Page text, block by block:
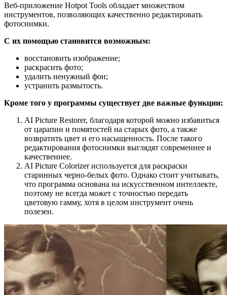
Веб-приложение Hotpot Tools обладает множеством
инструментов, позволяющих качественно редактировать
фотоснимки.
С их помощью становится возможным:
восстановить изображение;
раскрасить фото;
удалить ненужный фон;
устранить размытость.
Кроме того у программы существует две важные функции:
AI Picture Restorer, благодаря которой можно избавиться
от царапин и помятостей на старых фото, а также
возвратить цвет и его насыщенность. После такого
редактирования фотоснимки выглядят современнее и
качественнее.
AI Picture Colorizer используется для раскраски
старинных черно-белых фото. Однако стоит учитывать,
что программа основана на искусственном интеллекте,
поэтому не всегда может с точностью передать
цветовую гамму, хотя в целом инструмент очень
полезен.